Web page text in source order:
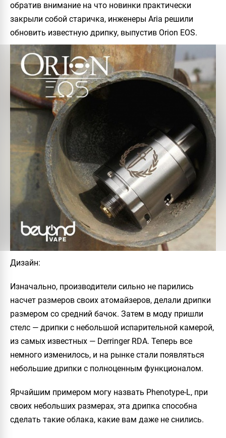
обратив внимание на что новинки практически
закрыли собой старичка, инженеры Aria решили
обновить известную дрипку, выпустив Orion EOS.
Дизайн:
Изначально, производители сильно не парились
насчет размеров своих атомайзеров, делали дрипки
размером со средний бачок. Затем в моду пришли
стелс — дрипки с небольшой испарительной камерой,
из самых известных — Derringer RDA. Теперь все
немного изменилось, и на рынке стали появляться
небольшие дрипки с полноценным функционалом.
Ярчайшим примером могу назвать Phenotype-L, при
своих небольших размерах, эта дрипка способна
сделать такие облака, какие вам даже не снились.